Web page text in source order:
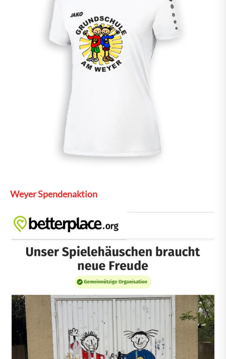
Weyer Spendenaktion